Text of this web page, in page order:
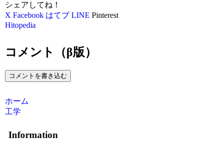
シェアしてね！
X Facebook はてブ LINE Pinterest
Hitopedia
コメント（β版）
コメントを書き込む
ホーム
工学
Information